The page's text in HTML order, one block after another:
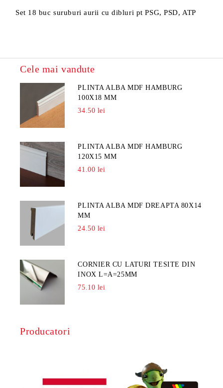
Set 18 buc suruburi aurii cu dibluri pt PSG, PSD, ATP
Cele mai vandute
PLINTA ALBA MDF HAMBURG
100X18 MM
34.50 lei
PLINTA ALBA MDF HAMBURG
120X15 MM
41.00 lei
PLINTA ALBA MDF DREAPTA 80X14
MM
24.50 lei
CORNIER CU LATURI TESITE DIN
INOX L=A=25MM
75.10 lei
Producatori